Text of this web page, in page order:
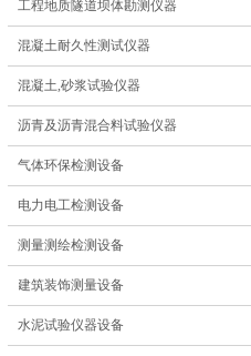
工程地质隧道坝体勘测仪器
混凝土耐久性测试仪器
混凝土,砂浆试验仪器
沥青及沥青混合料试验仪器
气体环保检测设备
电力电工检测设备
测量测绘检测设备
建筑装饰测量设备
水泥试验仪器设备